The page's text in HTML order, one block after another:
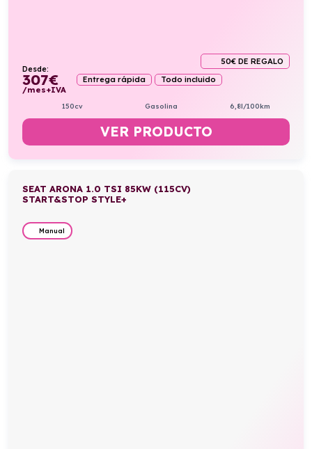
50€ DE REGALO
Desde:
307€
/mes+IVA
Entrega rápida Todo incluido
150cv Gasolina 6,8l/100km
VER PRODUCTO
SEAT ARONA 1.0 TSI 85KW (115CV)
START&STOP STYLE+
Manual